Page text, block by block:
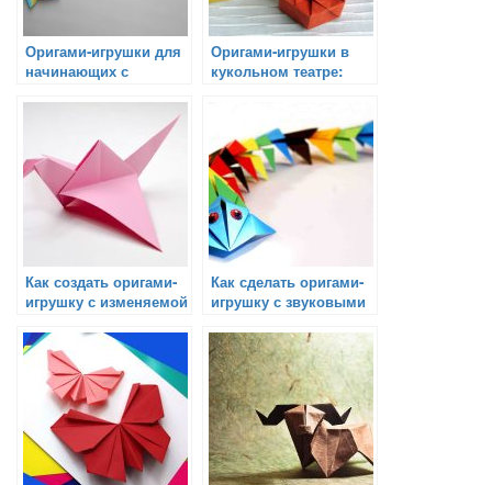
Оригами-игрушки для
начинающих с
Оригами-игрушки в
кукольном театре:
представление
Как создать оригами-
игрушку с изменяемой
Как сделать оригами-
игрушку с звуковыми